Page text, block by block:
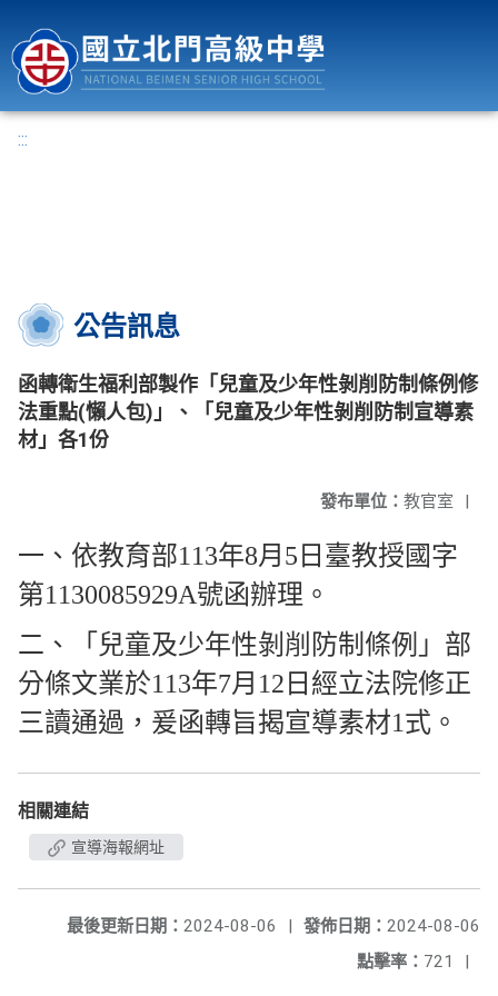
:::
公告訊息
函轉衛生福利部製作「兒童及少年性剝削防制條例修
法重點(懶人包)」、「兒童及少年性剝削防制宣導素
材」各1份
發布單位： 教官室 |
一、依教育部113年8月5日臺教授國字
第1130085929A號函辦理。
二、「兒童及少年性剝削防制條例」部
分條文業於113年7月12日經立法院修正
三讀通過，爰函轉旨揭宣導素材1式。
相關連結
宣導海報網址
發佈日期： 2024-08-06
最後更新日期： 2024-08-06
|
點擊率： 721 |